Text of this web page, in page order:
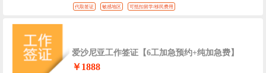
代取签证 敏感地区 可抵扣留学/移民费用
爱沙尼亚工作签证【6工加急预约+纯加急费】
￥1888